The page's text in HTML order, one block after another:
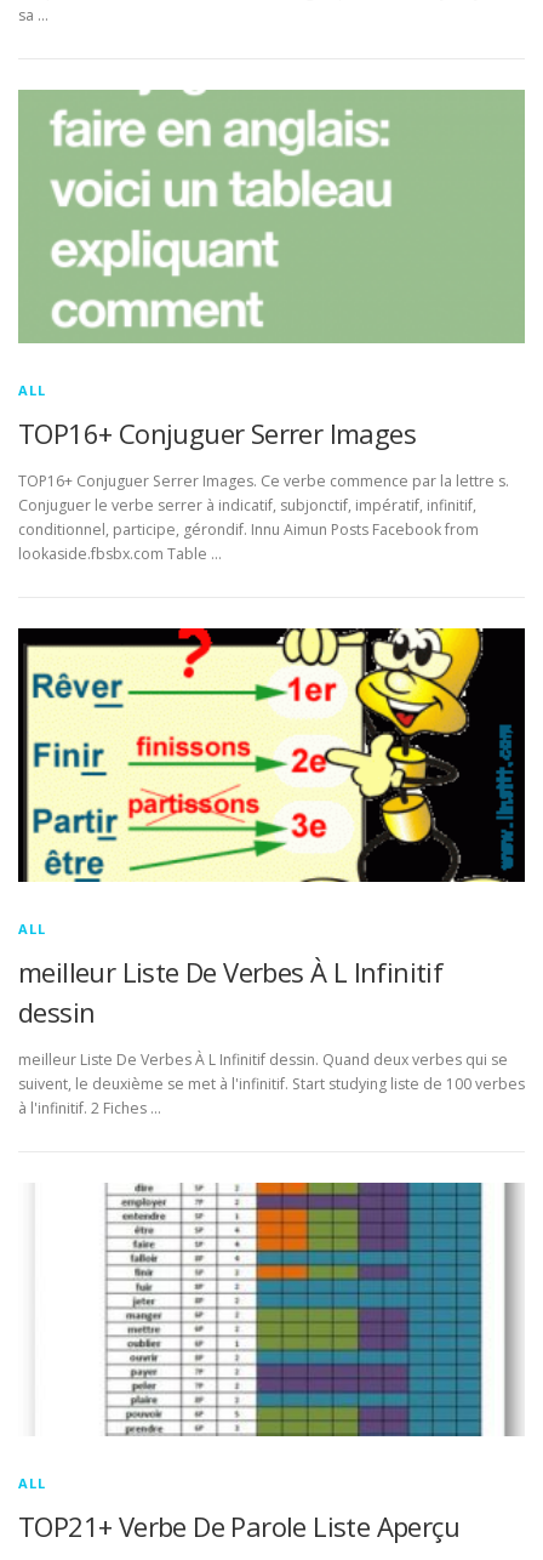
sa …
ALL
TOP16+ Conjuguer Serrer Images
TOP16+ Conjuguer Serrer Images. Ce verbe commence par la lettre s.
Conjuguer le verbe serrer à indicatif, subjonctif, impératif, infinitif,
conditionnel, participe, gérondif. Innu Aimun Posts Facebook from
lookaside.fbsbx.com Table …
ALL
meilleur Liste De Verbes À L Infinitif
dessin
meilleur Liste De Verbes À L Infinitif dessin. Quand deux verbes qui se
suivent, le deuxième se met à l'infinitif. Start studying liste de 100 verbes
à l'infinitif. 2 Fiches …
ALL
TOP21+ Verbe De Parole Liste Aperçu